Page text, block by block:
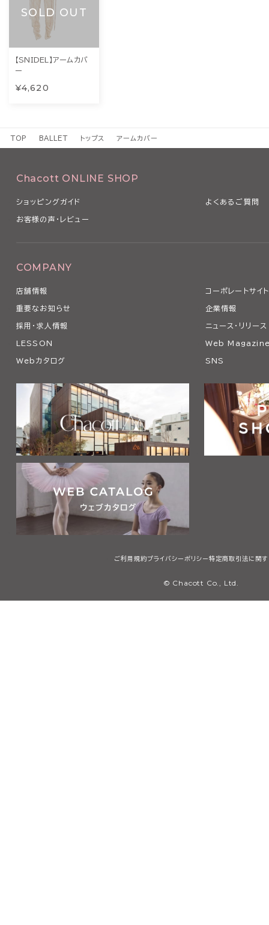
SOLD OUT
【SNIDEL】アームカバ
ー
¥4,620
TOP BALLET トップス アームカバー
Chacott ONLINE SHOP
ショッピングガイド よくあるご質問
お客様の声・レビュー
COMPANY
店舗情報 コーポレートサイト
重要なお知らせ 企業情報
採用・求人情報 ニュース・リリース
LESSON Web
Webカタログ SNS
ご利用規約プライバシーポリシー 特定商取引法に関
© Chacott Co., Ltd.